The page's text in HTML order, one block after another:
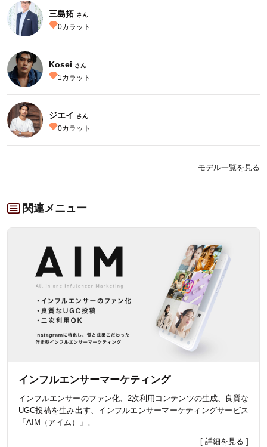
三島拓 さん
0カラット
Kosei さん
1 カラット
ジエイ さん
0カラット
モデル一覧を見る
関連メニュー
インフルエンサーマーケティング
インフルエンサーのファン化、2次利用コンテンツの生成、良質な
UGC投稿を生み出す、インフルエンサーマーケティングサービス
「AIM（アイム）」。
[ 詳細を見る ]